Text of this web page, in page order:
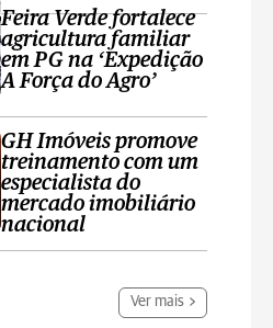
Feira Verde fortalece
agricultura familiar
em PG na ‘Expedição
A Força do Agro’
GH Imóveis promove
treinamento com um
especialista do
mercado imobiliário
nacional
Ver mais